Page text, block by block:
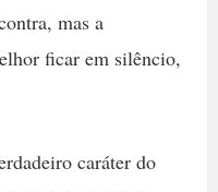
mas a
ficar em silêncio,
caráter do